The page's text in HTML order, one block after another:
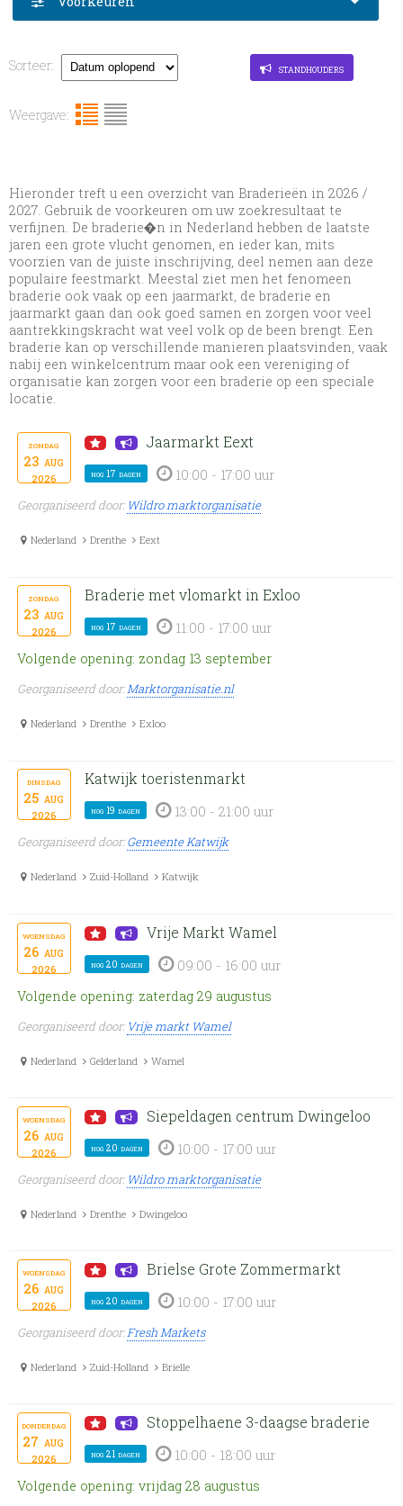
standhouders
Sorteer:
Weergave:
Hieronder treft u een overzicht van Braderieën in 2026 /
2027. Gebruik de voorkeuren om uw zoekresultaat te
verfijnen. De braderie�n in Nederland hebben de laatste
jaren een grote vlucht genomen, en ieder kan, mits
voorzien van de juiste inschrijving, deel nemen aan deze
populaire feestmarkt. Meestal ziet men het fenomeen
braderie ook vaak op een jaarmarkt, de braderie en
jaarmarkt gaan dan ook goed samen en zorgen voor veel
aantrekkingskracht wat veel volk op de been brengt. Een
braderie kan op verschillende manieren plaatsvinden, vaak
nabij een winkelcentrum maar ook een vereniging of
organisatie kan zorgen voor een braderie op een speciale
locatie.
zondag
23 aug
2026
Jaarmarkt Eext
nog 17 dagen 10:00 - 17:00 uur
Georganiseerd door:Wildro marktorganisatie
Nederland Drenthe Eext
zondag
23 aug
2026
Braderie met vlomarkt in Exloo
nog 17 dagen
11:00 - 17:00 uur
Volgende opening: zondag 13 september
Georganiseerd door:Marktorganisatie.nl
Nederland Drenthe Exloo
dinsdag
25 aug
2026
Katwijk toeristenmarkt
nog 19 dagen 13:00 - 21:00 uur
Georganiseerd door:Gemeente Katwijk
Nederland Zuid-Holland Katwijk
woensdag
26 aug
2026
Vrije Markt Wamel
nog 20 dagen
09:00 - 16:00 uur
Volgende opening: zaterdag 29 augustus
Georganiseerd door:Vrije markt Wamel
Nederland Gelderland Wamel
woensdag
26 aug
2026
Siepeldagen centrum Dwingeloo
nog 20 dagen 10:00 - 17:00 uur
Georganiseerd door:Wildro marktorganisatie
Nederland Drenthe Dwingeloo
woensdag
26 aug
2026
Brielse Grote Zommermarkt
nog 20 dagen 10:00 - 17:00 uur
Georganiseerd door:Fresh Markets
Nederland Zuid-Holland Brielle
donderdag
27 aug
2026
Stoppelhaene 3-daagse braderie
nog 21 dagen
10:00 - 18:00 uur
Volgende opening: vrijdag 28 augustus